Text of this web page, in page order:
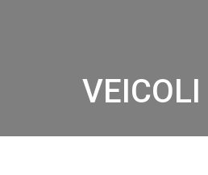
VEICOLI